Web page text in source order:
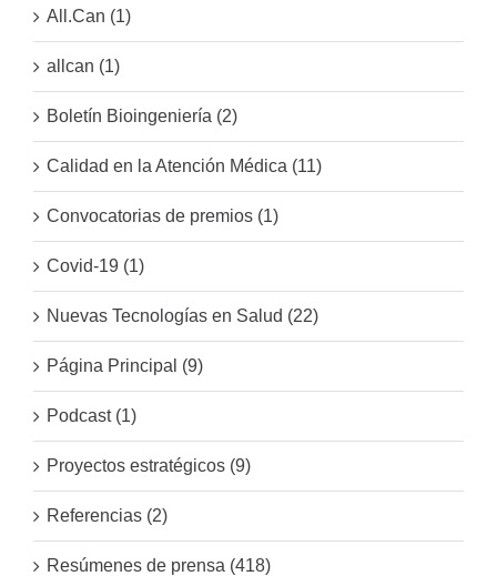
All.Can (1)
allcan (1)
Boletín Bioingeniería (2)
Calidad en la Atención Médica (11)
Convocatorias de premios (1)
Covid-19 (1)
Nuevas Tecnologías en Salud (22)
Página Principal (9)
Podcast (1)
Proyectos estratégicos (9)
Referencias (2)
Resúmenes de prensa (418)